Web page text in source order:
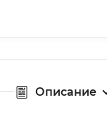
Описание